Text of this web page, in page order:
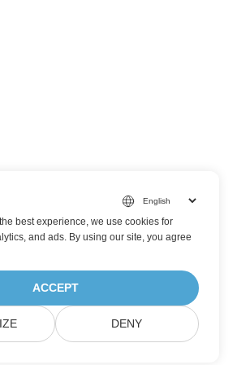
best experience, we use cookies for
and ads. By using our site, you agree
ACCEPT
DENY